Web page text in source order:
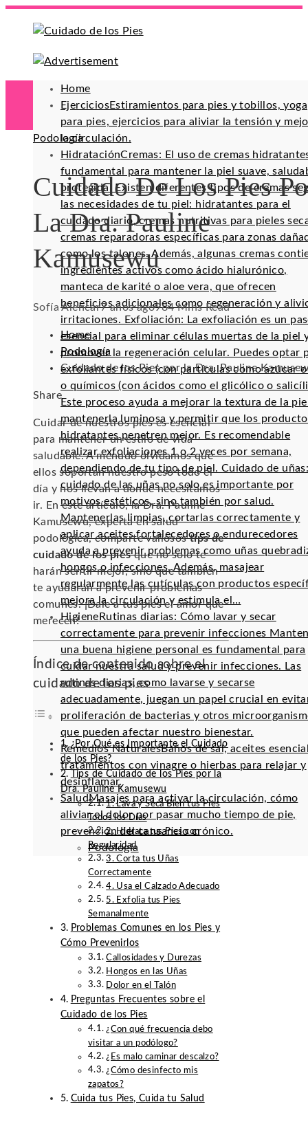
Home
EjerciciosEstiramientos para pies y tobillos, yoga
para pies, ejercicios para aliviar la tensión y
la circulación.
HidrataciónCremas: El uso de cremas
fundamental para mantener la piel suave,
protegida. Existen diferentes tipos de cremas
las necesidades de tu piel: hidratantes para el
cuidado diario, cremas nutritivas para pieles
cremas reparadoras específicas para zonas
como los talones. Además, algunas cremas
ingredientes activos como ácido hialurónico,
manteca de karité o aloe vera, que ofrecen
beneficios adicionales como regeneración y
irritaciones. Exfoliación: La exfoliación es un
esencial para eliminar células muertas de la piel
promover la regeneración celular. Puedes optar
exfoliantes físicos (con partículas como azúcar o
o químicos (con ácidos como el glicólico o
Este proceso ayuda a mejorar la textura de la
mantenerla luminosa y permitir que los
hidratantes penetren mejor. Es recomendable
realizar exfoliaciones 1 o 2 veces por semana,
dependiendo de tu tipo de piel. Cuidado de
cuidado de las uñas no solo es importante por
motivos estéticos, sino también por salud.
Mantenerlas limpias, cortarlas correctamente y
aplicar aceites fortalecedores o endurecedores
ayuda a prevenir problemas como uñas
hongos o infecciones. Además, masajear
regularmente las cutículas con productos
mejora la circulación y estimula el…
Higiene Rutinas diarias: Cómo lavar y secar
correctamente para prevenir infecciones
una buena higiene personal es fundamental para
cuidar nuestra salud y prevenir infecciones. Las
rutinas diarias, como lavarse y secarse
adecuadamente, juegan un papel crucial en
proliferación de bacterias y otros
que pueden afectar nuestro bienestar.
Remedios NaturalesBaños de sal, aceites
tratamientos con vinagre o hierbas para relajar y
desinflamar.
SaludMasajes para activar la circulación, cómo
aliviar el dolor por pasar mucho tiempo de pie,
prevención del cansancio crónico.
Podología
Podología
Cuidado De Los Pies
La Dra. Pauline
Kamusewu
Sofía Alencar7 años ago984 Mins Read
Home
Podología
Cuidado de los Pies por la Dra. Pauline
Facebook
Twitter
LinkedIn
Pinterest
Stumbleupon
Email
Share
Cuidar de nuestros pies es esencial
para mantener un estilo de vida
saludable. A menudo olvidamos que
ellos soportan nuestro peso todo el
día y nos llevan a donde necesitamos
ir. En este artículo, la Dra. Pauline
Kamusewu, experta en salud
podológica, comparte valiosostips de
cuidado de los piesque no solo te
harán sentir mejor, sino que también
te ayudarán a prevenir problemas
comunes. ¡Dale a tus pies el amor que
merecen!
Índice de contenido sobre el
cuidado de los pies
¿Por Qué es Importante el Cuidado
de los Pies?
Tips de Cuidado de los Pies por la
Dra. Pauline Kamusewu
1. Lava y Seca Bien tus Pies
Todos los Días
2. Hidrata tus Pies con
Regularidad
3. Corta tus Uñas
Correctamente
4. Usa el Calzado Adecuado
5. Exfolia tus Pies
Semanalmente
Problemas Comunes en los Pies y
Cómo Prevenirlos
Callosidades y Durezas
Hongos en las Uñas
Dolor en el Talón
Preguntas Frecuentes sobre el
Cuidado de los Pies
¿Con qué frecuencia debo
visitar a un podólogo?
¿Es malo caminar descalzo?
¿Cómo desinfecto mis
zapatos?
Cuida tus Pies, Cuida tu Salud